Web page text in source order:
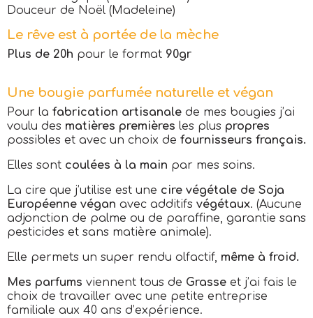
Douceur de Noël (Madeleine)
Le rêve est à portée de la mèche
Plus de 20h pour le format 90gr
Une bougie parfumée naturelle et végan
Pour la fabrication artisanale de mes bougies j’ai
voulu des matières premières les plus propres
possibles et avec un choix de fournisseurs français.
Elles sont coulées à la main par mes soins.
La cire que j’utilise est une cire végétale de Soja
Européenne végan avec additifs végétaux. (Aucune
adjonction de palme ou de paraffine, garantie sans
pesticides et sans matière animale).
Elle permets un super rendu olfactif, même à froid.
Mes parfums viennent tous de Grasse et j’ai fais le
choix de travailler avec une petite entreprise
familiale aux 40 ans d’expérience.